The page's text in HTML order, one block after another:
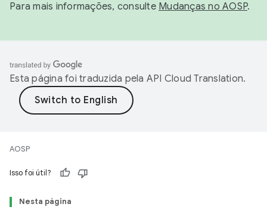
Para mais informações, consulte Mudanças no AOSP.
Esta página foi traduzida pela API Cloud Translation.
AOSP
Isso foi útil?
Nesta página